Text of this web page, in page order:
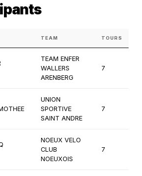
TEAM TOURS
TEAM ENFER
WALLERS
ARENBERG
7
UNION
SPORTIVE
SAINT ANDRE
7
NOEUX VELO
CLUB
NOEUXOIS
7